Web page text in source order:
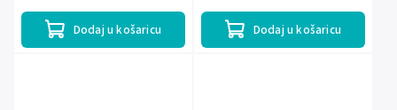
Dodaj u košaricu Dodaj u košaricu